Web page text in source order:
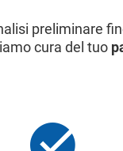
preliminare
cura del tuo